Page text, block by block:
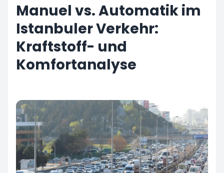
Manuel vs. Automatik im
Istanbuler Verkehr:
Kraftstoff- und
Komfortanalyse